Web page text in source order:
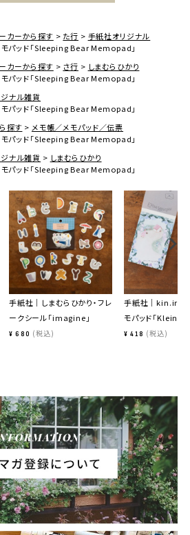
カーから探す た行
手紙社オリジナル
モパッド「Sleeping Bear Memopad」
カーから探す さ行
しまむらひかり
モパッド「Sleeping Bear Memopad」
ナル雑貨
モパッド「Sleeping Bear Memopad」
探す
メモ帳／メモパッド／伝票
モパッド「Sleeping Bear Memopad」
ナル雑貨
しまむらひかり
モパッド「Sleeping Bear Memopad」
手紙社｜しまむらひかり・フレ
ークシール「imagine」
¥ 680 税込
手紙社｜
モパッド「Kleine
¥ 418 税込